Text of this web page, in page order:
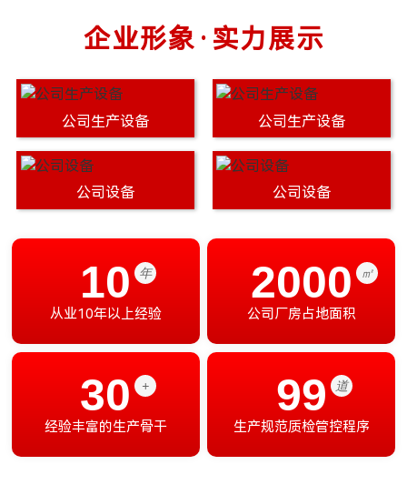
公司生产设备 公司生产设备
公司设备 公司设备
10 2000
30 99